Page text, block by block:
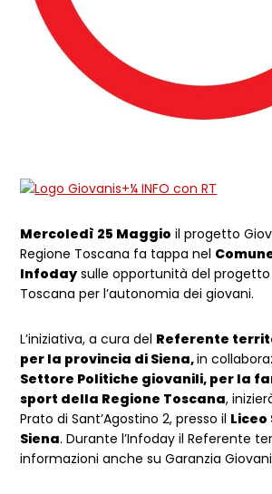
Mercoledì 25 Maggio il progetto
Regione Toscana fa tappa nel
Infoday sulle opportunità del progetto
Toscana per l’autonomia dei giovani.
L’iniziativa, a cura del Referente
per la provincia di Siena,in
Settore Politiche giovanili, per la
sport della Regione Toscana,
Prato di Sant’Agostino 2, presso il Liceo
Siena. Durante l’Infoday il Referente
informazioni anche su Garanzia